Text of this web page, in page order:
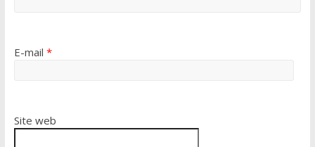
E-mail *
Site web